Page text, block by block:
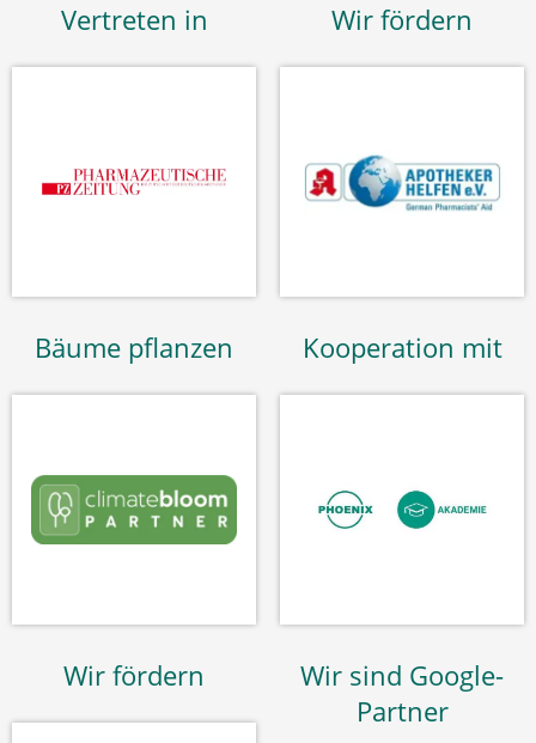
Vertreten in Wir fördern
Bäume pflanzen Kooperation mit
Wir fördern
Wir sind Google-
Partner